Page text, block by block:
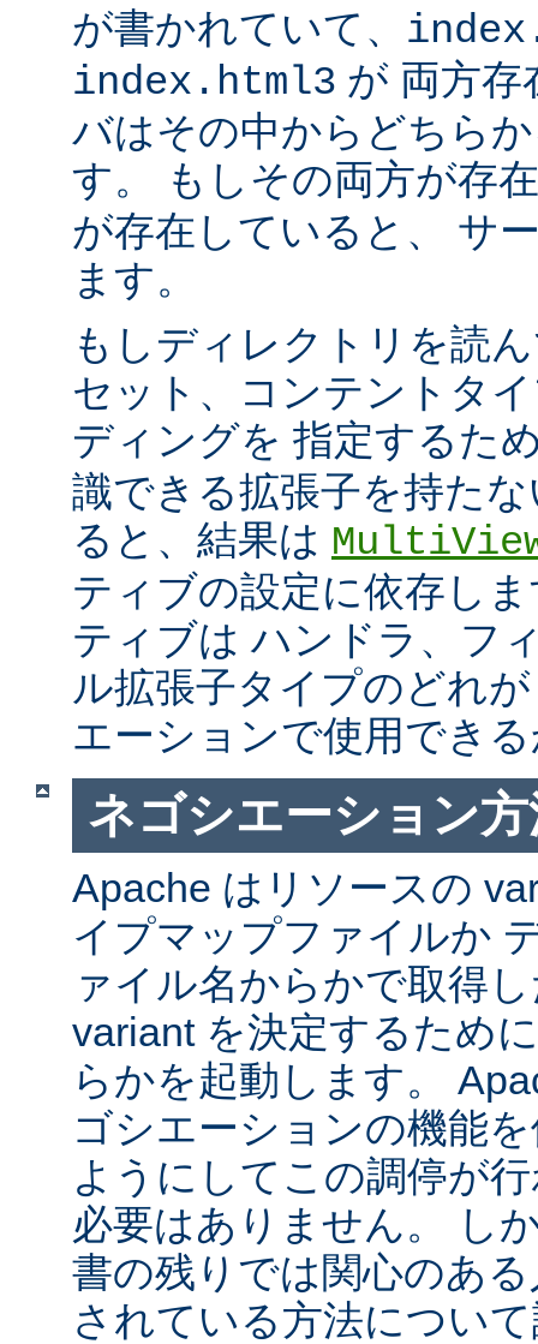
が書かれていて、
index.html3 が 両方存
バはその中からどちら
す。 もしその両方が存
が存在していると、 サ
ます。
もしディレクトリを読
セット、コンテントタ
ディングを 指定するた
識できる拡張子を持た
ると、結果は
ティブの設定に依存し
ティブは ハンドラ、フ
ル拡張子タイプのどれ
エーションで使用でき
ネゴシエーション方
Apache はリソースの
イプマップファイルか
ァイル名からかで取得
variant を決定するため
らかを起動します。
ゴシエーションの機能
ようにしてこの調停が
必要はありません。 し
書の残りでは関心のあ
されている方法につい